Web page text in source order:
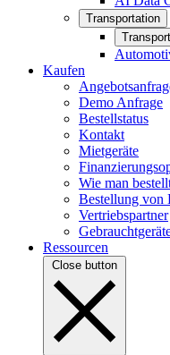
Transportation
Kaufen
Demo Anfrage
Bestellstatus
Kontakt
Mietgeräte
Wie man
Bestellung von
Vertriebspartner
Ressourcen
Close button